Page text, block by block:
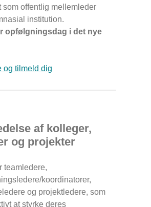
som offentlig mellemleder
institution.
opfølgningsdag i det nye
og tilmeld dig
af kolleger,
og projekter
teamledere,
koordinatorer,
og projektledere, som
at styrke deres